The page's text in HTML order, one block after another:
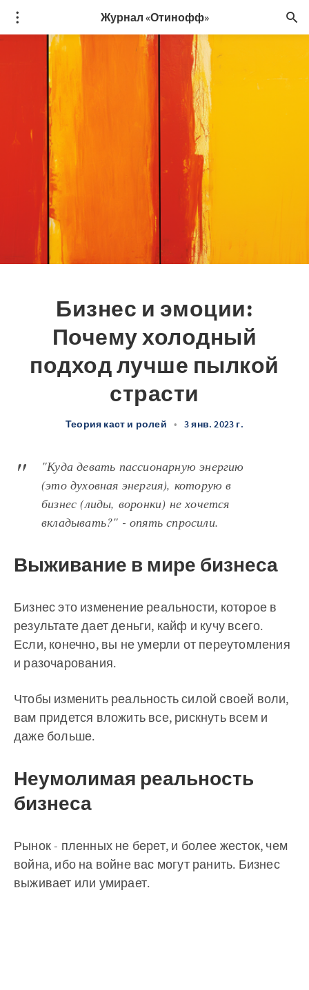
Журнал «Отинофф»
Бизнес и эмоции:
Почему холодный
подход лучше пылкой
страсти
Теория каст и ролей • 3 янв. 2023 г.
"Куда девать пассионарную энергию
(это духовная энергия), которую в
бизнес (лиды, воронки) не хочется
вкладывать?" - опять спросили.
Выживание в мире бизнеса
Бизнес это изменение реальности, которое в
результате дает деньги, кайф и кучу всего.
Если, конечно, вы не умерли от переутомления
и разочарования.
Чтобы изменить реальность силой своей воли,
вам придется вложить все, рискнуть всем и
даже больше.
Неумолимая реальность
бизнеса
Рынок - пленных не берет, и более жесток, чем
война, ибо на войне вас могут ранить. Бизнес
выживает или умирает.